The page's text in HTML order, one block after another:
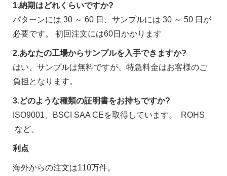
1.納期はどれくらいですか?
パターンには 30 ～ 60 日、サンプルには 30 ～ 50 日が
必要です。 初回注文には60日かかります
2.あなたの工場からサンプルを入手できますか?
はい、サンプルは無料ですが、特急料金はお客様のご
負担となります。
3.どのような種類の証明書をお持ちですか?
ISO9001、BSCI SAA CEを取得しています。 ROHS
など。
利点
海外からの注文は110万件。